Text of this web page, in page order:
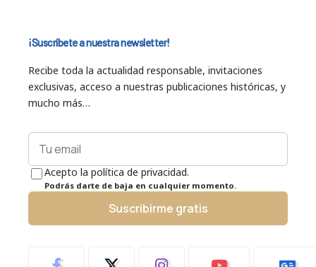
¡Suscríbete a nuestra newsletter!
Recibe toda la actualidad responsable, invitaciones
exclusivas, acceso a nuestras publicaciones históricas, y
mucho más…
Acepto la política de privacidad.
Podrás darte de baja en cualquier momento.
Suscribirme gratis